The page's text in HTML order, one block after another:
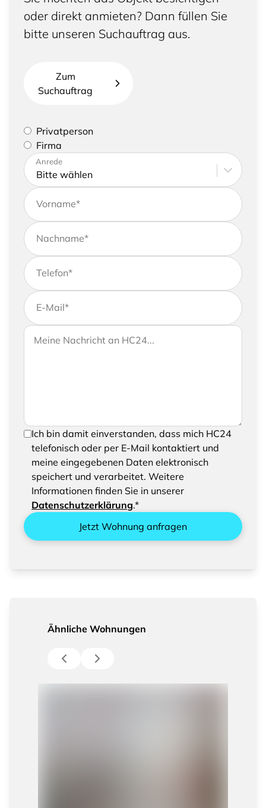
oder direkt anmieten? Dann füllen Sie
bitte unseren Suchauftrag aus.
Zum
Suchauftrag
Bitte geben Sie an, ob Sie eine Privatperson sind
oder eine Firma vertreten
Privatperson
Firma
Bitte tragen Sie Ihre Adresse sowie
Kontaktdaten ein
Anrede
Vorname*
Nachname*
Telefon*
E-Mail*
Wenn Sie uns weitere Informationen zukommen
lassen möchten, können Sie Ihrer Anfrage gerne
Ihre Nachricht an HC24
Um Ihre Anfrage senden zu können, bestätigen
Sie bitte das Speichern und Verarbeiten Ihrer
eingegebenen Daten
Ich bin damit einverstanden, dass mich HC24
telefonisch oder per E-Mail kontaktiert und
meine eingegebenen Daten elektronisch
speichert und verarbeitet. Weitere
Informationen finden Sie in unserer
Datenschutzerklärung.*
Jetzt Wohnung anfragen
Ähnliche Wohnungen